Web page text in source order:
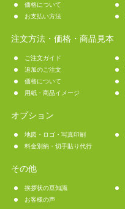
価格について
お支払い方法
注文方法・価格・商品見本
ご注文ガイド
追加のご注文
価格について
用紙・商品イメージ
オプション
地図・ロゴ・写真印刷
料金別納・切手貼り代行
その他
挨拶状の豆知識
お客様の声